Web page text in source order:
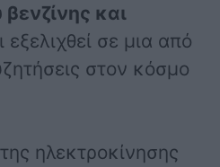
και
εξελιχθεί σε μια από
στον κόσμο
ηλεκτροκίνησης